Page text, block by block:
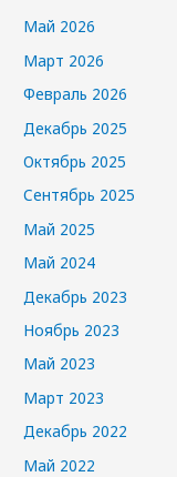
Май 2026
Март 2026
Февраль 2026
Декабрь 2025
Октябрь 2025
Сентябрь 2025
Май 2025
Май 2024
Декабрь 2023
Ноябрь 2023
Май 2023
Март 2023
Декабрь 2022
Май 2022